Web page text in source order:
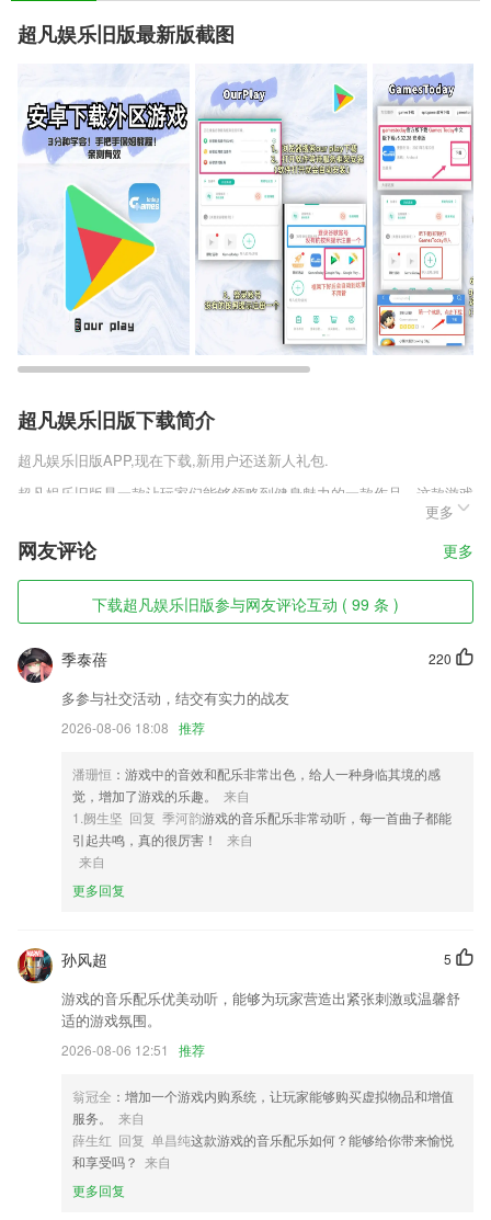
超凡娱乐旧版最新版截图
超凡娱乐旧版下载简介
超凡娱乐旧版APP,现在下载,新用户还送新人礼包.
超凡娱乐旧版是一款让玩家们能够领略到健身魅力的一款作品，这款游戏
将健身效果进行了非常夸张的展示，每一位玩家在游戏的过程中都能见证
一个个瘦弱的npc逐渐变得膀大腰圆起来，甚至的较弱的美少女也能在各
种健身器材的培养下成长为肌肉兄贵。
超凡娱乐旧版软件特色
1,轻巧时尚
2,提供纸质图书、期刊的检索,一键查询书刊在架状态、馆藏地址、图书
摘要、图书分类等信息,并提供图书预约等服务;
3,在线复诊
装服务。
5,详细的答案解析让你快速知道，答题方式还能学习答题思维；
6,个性化的阅读定制效果，每天观看的信息都会有历史记录，智能推荐热
超凡娱乐旧版软件优势
2.自考直播课堂每天都有免费的直播课，您可以随时随地进行学习和跟老
师交流！
3.为大家提供了很多很全面的各大高校的详细信息，专业介绍，发展前景
5.海量儿童睡前故事，儿童故事大全，西游记，美人鱼公主，猴子警长探
案记，奇妙王国故事，斑点龙的蛋糕店，妙妙小公主，冰雪皇后，花木
兰，豌豆公主，儿童故事哄睡好帮手
6.真实再现理论考试场景、科目三灯光考试录音，学车更有效，考驾照更
更多
网友评论 更多
下载超凡娱乐旧版参与网友评论互动 ( 99 条 )
220
季泰蓓
多参与社交活动，结交有实力的战友
2026-08-06 18:08 推荐
潘珊恒 ：游戏中的音效和配乐非常出色，给人一种身临其境的感
觉，增加了游戏的乐趣。
来自
1.阙生坚 回复 季河韵游戏的音乐配乐非常动听，每一首曲子都能
引起共鸣，真的很厉害！
来自
来自
更多回复
5
孙风超
游戏的音乐配乐优美动听，能够为玩家营造出紧张刺激或温馨舒
适的游戏氛围。
2026-08-06 12:51 推荐
翁冠全 ：增加一个游戏内购系统，让玩家能够购买虚拟物品和增值
服务。
来自
薛生红 回复 单昌纯这款游戏的音乐配乐如何？能够给你带来愉悦
和享受吗？ 来自
更多回复